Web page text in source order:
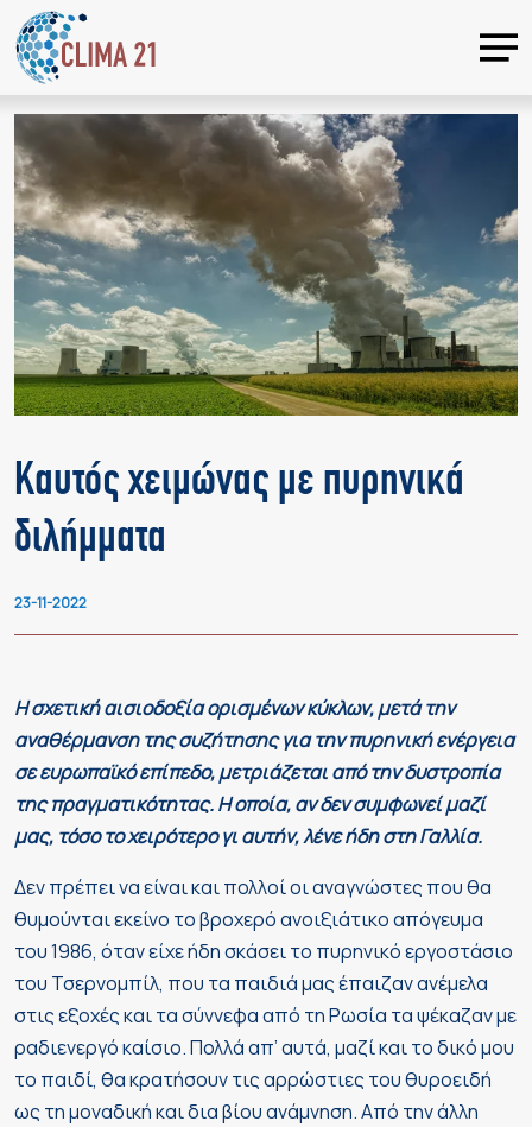
Καυτός χειμώνας με πυρηνικά
διλήμματα
23-11-2022
Η σχετική αισιοδοξία ορισμένων κύκλων, μετά την
αναθέρμανση της συζήτησης για την πυρηνική ενέργεια
σε ευρωπαϊκό επίπεδο, μετριάζεται από την δυστροπία
της πραγματικότητας. Η οποία, αν δεν συμφωνεί μαζί
μας, τόσο το χειρότερο γι αυτήν, λένε ήδη στη Γαλλία.
Δεν πρέπει να είναι και πολλοί οι αναγνώστες που θα
θυμούνται εκείνο το βροχερό ανοιξιάτικο απόγευμα
του 1986, όταν είχε ήδη σκάσει το πυρηνικό εργοστάσιο
του Τσερνομπίλ, που τα παιδιά μας έπαιζαν ανέμελα
στις εξοχές και τα σύννεφα από τη Ρωσία τα ψέκαζαν με
ραδιενεργό καίσιο. Πολλά απ’ αυτά, μαζί και το δικό μου
το παιδί, θα κρατήσουν τις αρρώστιες του θυροειδή
ως τη μοναδική και δια βίου ανάμνηση. Από την άλλη